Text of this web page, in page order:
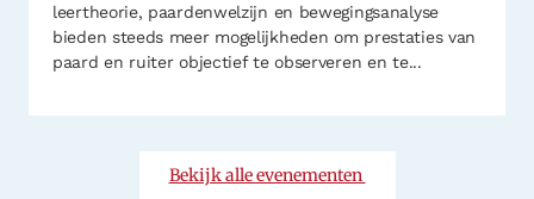
leertheorie, paardenwelzijn en bewegingsanalyse
bieden steeds meer mogelijkheden om prestaties van
paard en ruiter objectief te observeren en te...
Bekijk alle evenementen